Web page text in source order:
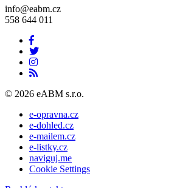
info@eabm.cz
558 644 011
© 2026 eABM s.r.o.
e-opravna.cz
e-dohled.cz
e-mailem.cz
e-listky.cz
naviguj.me
Cookie Settings